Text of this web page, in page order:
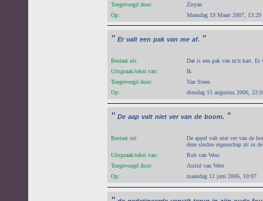
Toegevoegd door:
Ziryan
Op:
Maandag 19 Maart 2007, 13:29
" Er valt een pak van me af. "
Bestaat uit:
Dat is een pak van m'n hart. Er
Uitspraak/tekst van:
Ik
Toegevoegd door:
Van Steen
Op:
dinsdag 15 augustus 2006,
" De aap valt niet ver van de boom. "
Bestaat uit:
De appel valt niet ver van de
deze slechte eigenschap zit in
Uitspraak/tekst van:
Rob van West
Toegevoegd door:
Astrid van West
Op:
maandag 12 juni 2006, 10:07